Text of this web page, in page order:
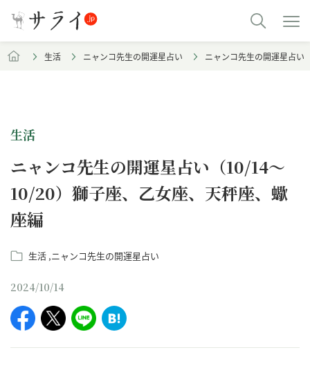
生活 ニャンコ先生の開運星占い ニャンコ先生の開運星占
生活
ニャンコ先生の開運星占い（10/14～
10/20）獅子座、乙女座、天秤座、蠍
座編
生活 ニャンコ先生の開運星占い
2024/10/14